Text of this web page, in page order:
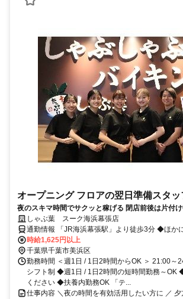
オープニング フロアの翌日準備スタッ
夜のスキマ時間でサクッと稼げる 閉店前後は片付
週1日・短時間～OK、平日だけ・土日だけも歓迎
割引券】あり◎
しゃぶ葉 スーク海浜幕張店
通勤情報 「JR海浜幕張駅」より徒歩3分 ◆ほか
橋 / 検見川浜 / 千葉みなと ] からも電車で5～10分
時給1,625円以上
千葉県千葉市美浜区
勤務時間 ＜週1日 / 1日2時間からOK ＞ 21:00～
シフト制 ◆週1日 / 1日2時間の短時間勤務～OK
ください ◆扶養内勤務OK 「テ...
仕事内容 ＼夜の時間を有効活用したい方に ／